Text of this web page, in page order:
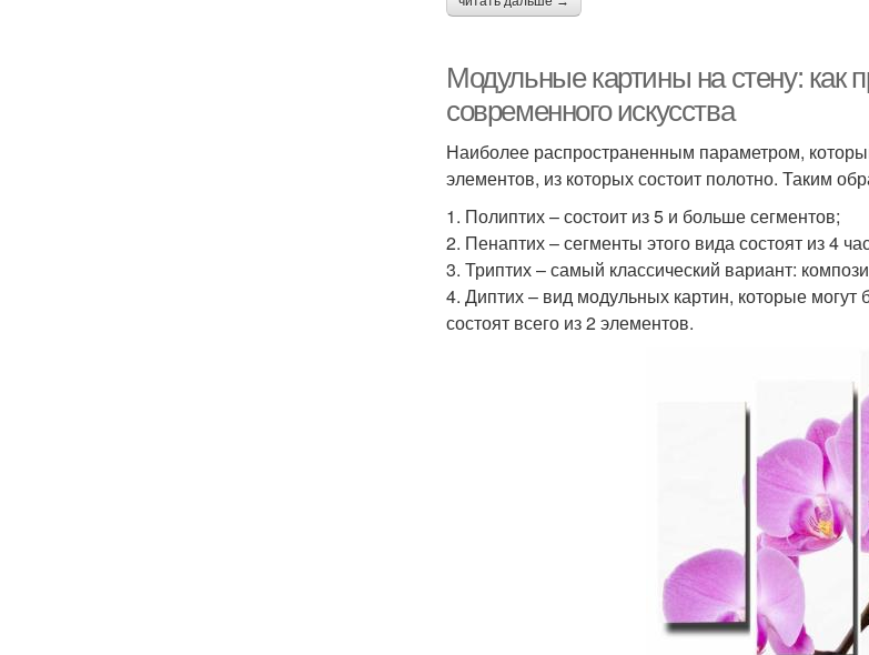
Модульные картины на стену: как
современного искусства
Наиболее распространенным параметром,
элементов, из которых состоит полотно. Таким
1. Полиптих – состоит из 5 и больше сегментов;
2. Пенаптих – сегменты этого вида состоят из 4
3. Триптих – самый классический вариант:
4. Диптих – вид модульных картин, которые
состоят всего из 2 элементов.